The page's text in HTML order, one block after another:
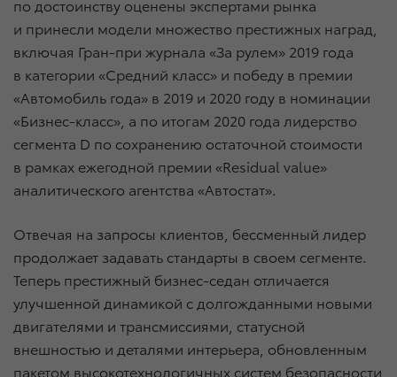
по достоинству оценены экспертами рынка
и принесли модели множество престижных наград,
включая Гран-при журнала «За рулем» 2019 года
в категории «Средний класс» и победу в премии
«Автомобиль года» в 2019 и 2020 году в номинации
«Бизнес-класс», а по итогам 2020 года лидерство
сегмента D по сохранению остаточной стоимости
в рамках ежегодной премии «Residual value»
аналитического агентства «Автостат».
Отвечая на запросы клиентов, бессменный лидер
продолжает задавать стандарты в своем сегменте.
Теперь престижный бизнес-седан отличается
улучшенной динамикой с долгожданными новыми
двигателями и трансмиссиями, статусной
внешностью и деталями интерьера, обновленным
пакетом высокотехнологичных систем безопасности